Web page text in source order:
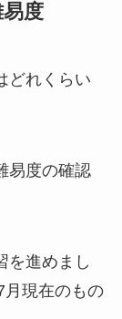
度
どれくらい
易度の確認
を進めまし
月現在のもの